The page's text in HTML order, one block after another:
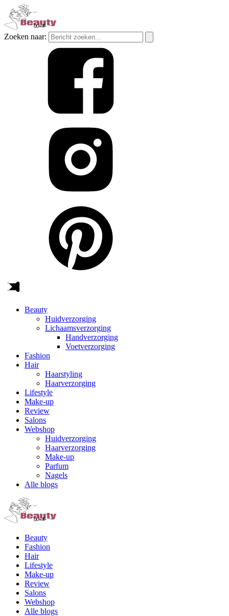
Zoeken naar:
Beauty
Huidverzorging
Lichaamsverzorging
Handverzorging
Voetverzorging
Fashion
Hair
Haarstyling
Haarverzorging
Lifestyle
Make-up
Review
Salons
Webshop
Huidverzorging
Haarverzorging
Make-up
Parfum
Nagels
Alle blogs
Beauty
Fashion
Hair
Lifestyle
Make-up
Review
Salons
Webshop
Alle blogs